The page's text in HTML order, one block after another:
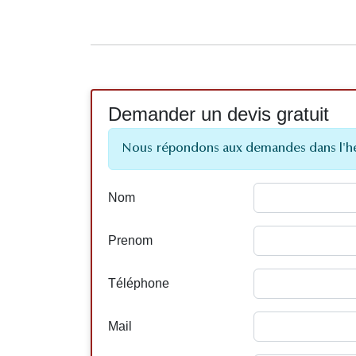
Demander un devis gratuit
Nous répondons aux demandes dans
Nom
Prenom
Téléphone
Mail